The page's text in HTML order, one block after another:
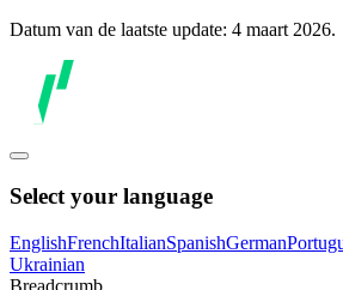
Datum van de laatste update: 4 maart 2026.
Select your language
EnglishFrenchItalianSpanishGerman
Ukrainian
Breadcrumb